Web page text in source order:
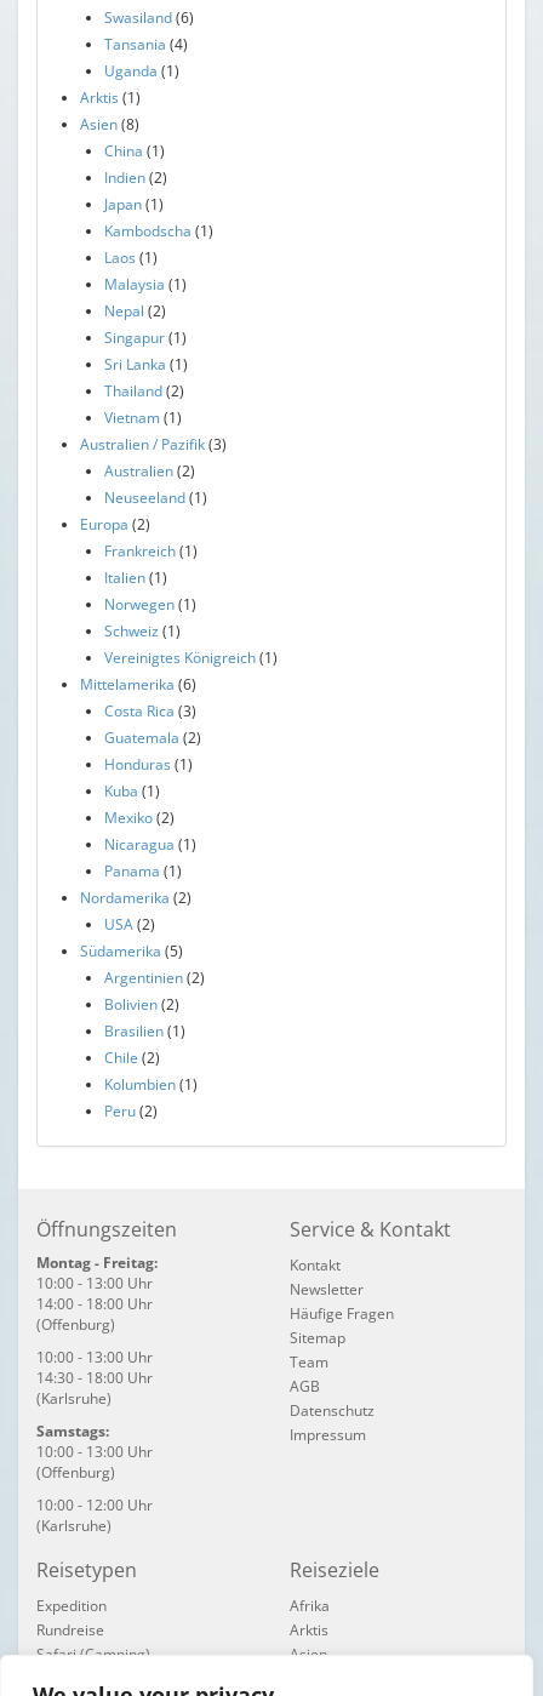
Swasiland(6)
Tansania (4)
Uganda (1)
Arktis(1)
Asien(8)
China (1)
Indien(2)
Japan(1)
Kambodscha (1)
Laos(1)
Malaysia (1)
Nepal (2)
Singapur(1)
Sri Lanka (1)
Thailand(2)
Vietnam(1)
Australien / Pazifik(3)
Australien(2)
Neuseeland(1)
Europa (2)
Frankreich(1)
Italien(1)
Norwegen(1)
Schweiz (1)
Vereinigtes Königreich(1)
Mittelamerika (6)
Costa Rica (3)
Guatemala (2)
Honduras(1)
Kuba (1)
Mexiko(2)
Nicaragua (1)
Panama (1)
Nordamerika (2)
USA(2)
Südamerika (5)
Argentinien(2)
Bolivien(2)
Brasilien(1)
Chile (2)
Kolumbien(1)
Peru(2)
Öffnungszeiten
Montag - Freitag:
10:00 - 13:00 Uhr
14:00 - 18:00 Uhr
(Offenburg)
10:00 - 13:00 Uhr
14:30 - 18:00 Uhr
(Karlsruhe)
Samstags:
10:00 - 13:00 Uhr
(Offenburg)
10:00 - 12:00 Uhr
(Karlsruhe)
Service & Kontakt
Kontakt
Newsletter
Häufige Fragen
Sitemap
Team
AGB
Datenschutz
Impressum
Reisetypen
Expedition
Rundreise
Safari (Camping)
Reiseziele
Afrika
Arktis
Asien